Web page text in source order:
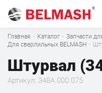
Главная · Каталог · Запчасти
Для сверлильных BELMASH ·
Штурвал
Артикул: 348А.000.075